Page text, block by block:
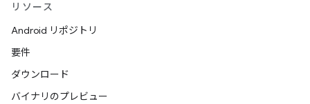
リソース
Android リポジトリ
要件
ダウンロード
バイナリのプレビュー